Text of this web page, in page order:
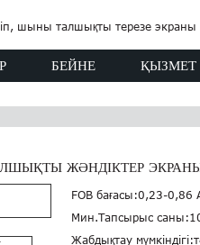
БЕЙНЕ ҚЫЗМЕТ
ЖӘНДІКТЕР ЭКРАНЫ
FOB бағасы:0,23-0,86
Мин.Тапсырыс саны:
Жабдықтау мүмкіндігі: